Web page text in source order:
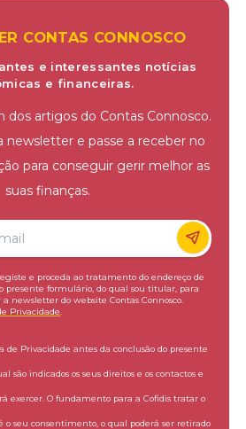
CONTAS CONNOSCO
e interessantes notícias
e financeiras.
dos artigos do Contas Connosco.
newsletter e passe a receber no
para conseguir gerir melhor as
suas finanças.
e proceda ao tratamento do endereço de
presente formulário, do qual sou titular, para
a newsletter do website Contas Connosco.
Privacidade
de Privacidade antes da conclusão do presente
são indicados os seus direitos e os contactos e
exercer. O fundamento para a Cofidis tratar o
o seu consentimento, o qual poderá ser retirado